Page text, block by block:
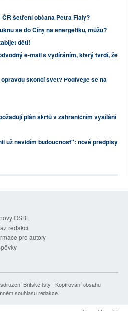
šetření občana Petra Fialy?
se do Číny na energetiku, můžu?
děti!
e-mail s vydíráním, který tvrdí, že
skončí svět? Podívejte se na
plán škrtů v zahraničním vysílání
už nevidím budoucnost": nové předpisy
OSBL
redakci
pro autory
Britské listy | Kopírování obsahu
souhlasu redakce.